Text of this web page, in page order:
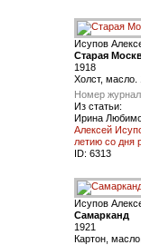
Исупов
Старая
1918
Холст, масло.
Номер
Из статьи:
Ирина
Алексей
летию со дня
ID: 6313
Исупов
Самарканд
1921
Картон,